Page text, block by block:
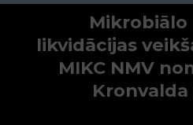
likvidācijas
MIKC NMV
Kronvalda